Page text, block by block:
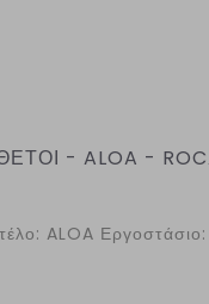
- ALOA -
ALOA Εργοστάσιο: